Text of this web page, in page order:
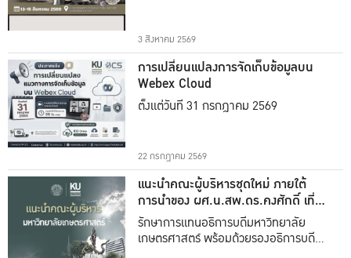
3 สิงหาคม 2569
การเปลี่ยนแปลงการจัดเก็บข้อมูลบน
Webex Cloud
ตั้งแต่วันที่ 31 กรกฎาคม 2569
22 กรกฎาคม 2569
แนะนำคณะผู้บริหารชุดใหม่ ภายใต้
การนำของ ผศ.น.สพ.ดร.คงศักดิ์ เที่ยง
ธรรม
รักษาการแทนอธิการบดีมหาวิทยาลัย
เกษตรศาสตร์ พร้อมด้วยรองอธิการบดีทั้ง